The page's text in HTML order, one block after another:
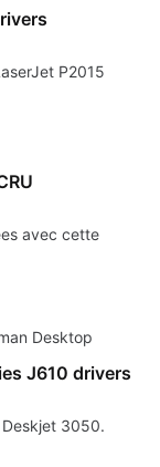
P2015
avec cette
Desktop
J610 drivers
3050.